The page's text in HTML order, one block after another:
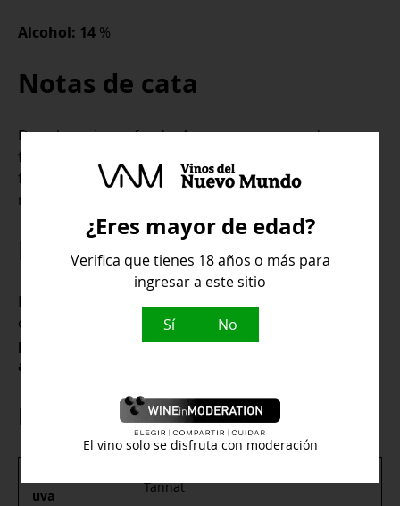
Alcohol: 14 %
Notas de cata
De color rojo profundo. Aromas que recuerdan a
frutas rojas y negras. En boca, se percibe sensaciones
frutales y especiadas con taninos maduros y
redondos, de buen volumen y largo final.
Maridaje
El vino Tannat Intipalkade Perú marida muy bien
con
carnes rojas asadas o estofadas, cordero,
platos criollos contundentes y quesos curados o
ahumados
Información adicional
uva
Tannat
¿Eres mayor de edad?
Verifica que tienes 18 años o más para
ingresar a este sitio
Sí No
El vino solo se disfruta con moderación